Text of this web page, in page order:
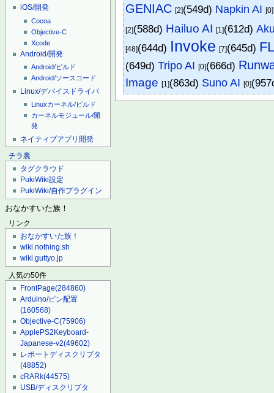
iOS/開発
Cocoa
Objective-C
Xcode
Android/開発
Android/ビルド
Android/ソースコード
Linux/デバイスドライバ
Linuxカーネル/ビルド
カーネルモジュール/開
発
ネイティブアプリ開発
チラ裏
タグクラウド
PukiWiki設定
PukiWiki/自作プラグイン
おなかすいた族！
リンク
おなかすいた族！
wiki.nothing.sh
wiki.guttyo.jp
人気の50件
FrontPage(284860)
Arduino/ピン配置
(160568)
Objective-C(75906)
ApplePS2Keyboard-
Japanese-v2(49602)
レポートディスクリプタ
(48852)
cRARk(44575)
USB/ディスクリプタ
GENIAC [2](549d) Napkin AI [0]
[2](588d) Hailuo AI [1](612d)
[48](644d) Invoke [7](645d)
(649d)Tripo AI [0](666d)
Image [1](863d) Suno AI [0]